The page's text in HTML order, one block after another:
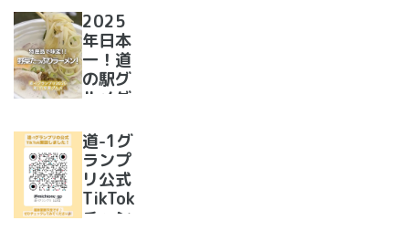
2025
年日本
一！道
の駅グ
ルメグ
リ優勝
のラー
メンが
美味し
すぎた
道-1グ
ランプ
リ公式
TikTok
チャン